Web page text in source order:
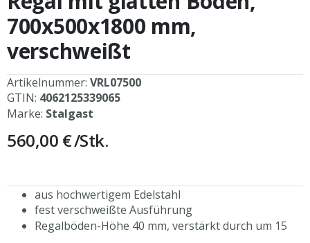
der
Bildergalerie
springen
700x500x1800 mm,
verschweißt
Artikelnummer: VRL07500
GTIN: 4062125339065
Marke: Stalgast
560,00 €/Stk.
aus hochwertigem Edelstahl
fest verschweißte Ausführung
Regalböden-Höhe 40 mm, verstärkt durch um 15